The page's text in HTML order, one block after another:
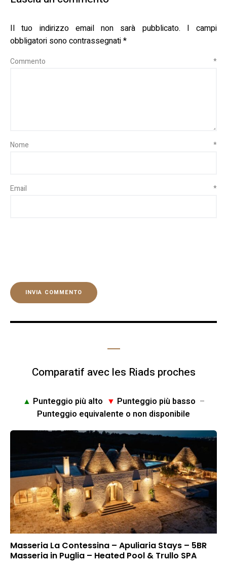
Il tuo indirizzo email non sarà pubblicato.
I campi
obbligatori sono contrassegnati*
Commento *
Nome *
Email *
Comparatif avec les Riads proches
▲ Punteggio più alto ▼ Punteggio più basso –
Punteggio equivalente o non disponibile
Masseria La Contessina – Apuliaria Stays – 5BR
Masseria in Puglia – Heated Pool & Trullo SPA